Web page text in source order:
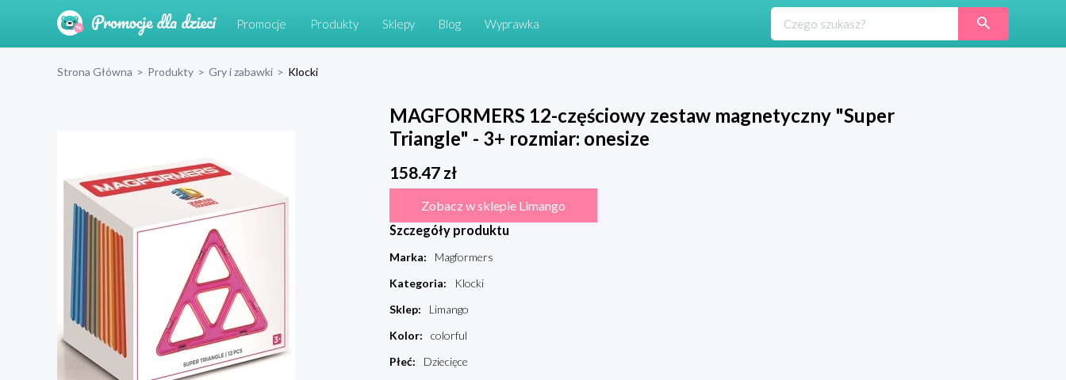
Promocje Produkty Sklepy Blog Wyprawka
Strona Główna > Produkty > Gry i zabawki > Klocki
MAGFORMERS 12-częściowy zestaw magnetyczny "Super
Triangle" - 3+ rozmiar: onesize
158.47zł
Zobacz w sklepie Limango
Szczegóły produktu
Marka:
Magformers
Kategoria:
Klocki
Sklep:
Limango
Kolor:
colorful
Płeć:
Dziecięce